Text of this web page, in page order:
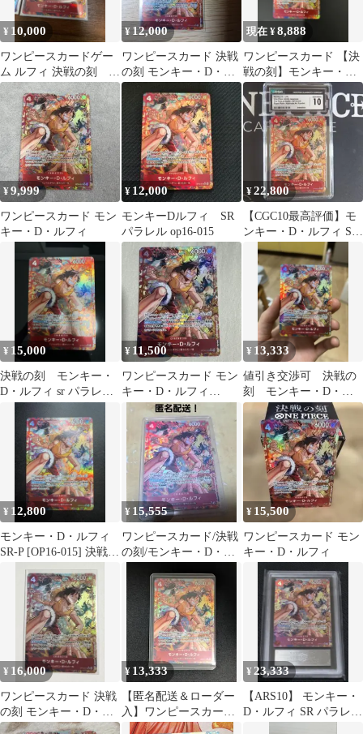
¥ 10,000
ワンピースカードゲー
ム ルフィ 決戦の刻 パ
ラレル
¥ 12,000
ワンピースカード 決戦
の刻 モンキー・D・ル
フィ SRパラレル OP16-
015
現在 ¥8,888
ワンピースカード 【決
戦の刻】モンキー・
D・ルフィ SRパラレル
¥9,999
ワンピースカード モン
キー・D・ルフィ
¥ 12,000
モンキーDルフィ SR
パラレル op16-015
¥22,800
【CGC10最高評価】モ
ンキー・D・ルフィ SR
パラレル
¥ 15,000
決戦の刻 モンキー・
D・ルフィ sr パラレル
¥ 11,500
ワンピースカード モン
キー・D・ルフィ
OP16-015
¥ 13,333
値引き交渉可 決戦の
刻 モンキー・D・ル
フィ sr パラレル
¥ 12,800
モンキー・D・ルフィ
SR-P [OP16-015] 決戦の
¥ 15,555
ワンピースカード/決戦
の刻/モンキー・D・ル
¥ 15,500
ワンピースカード モン
キー・D・ルフィ
¥ 16,000
ワンピースカード 決戦
の刻 モンキー・D・ル
フィ SRパラレル
¥ 13,333
【匿名配送＆ローダー
入】ワンピースカード
モンキー・D・ルフィ
¥ 23,333
【ARS10】 モンキー・
D・ルフィ SR パラレル